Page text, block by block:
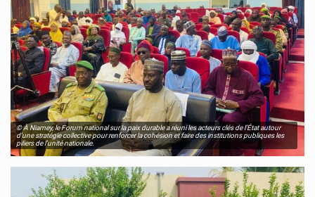
© À Niamey, le Forum national sur la paix durable a réuni les acteurs clés de l’État autour
d’une stratégie collective pour renforcer la cohésion et faire des institutions publiques les
piliers de l’unité nationale.